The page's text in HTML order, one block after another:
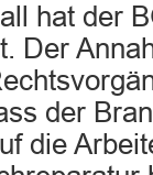
hat der
Der
der
die